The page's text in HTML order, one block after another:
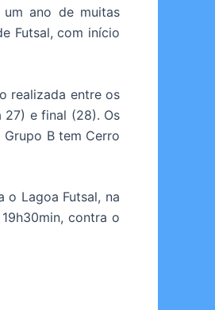
ano de muitas
Futsal, com início
realizada entre os
e final (28). Os
B tem Cerro
o Lagoa Futsal, na
contra o